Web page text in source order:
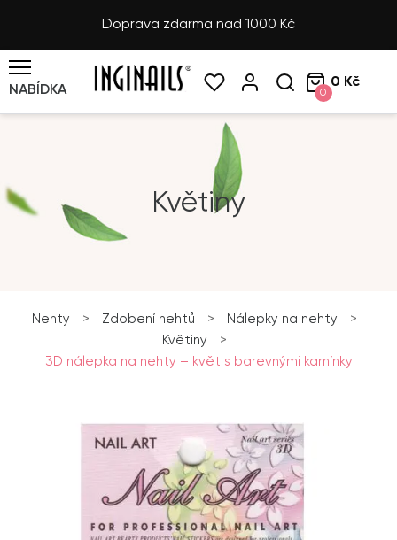
Doprava zdarma nad 1000 Kč
NABÍDKA 0
0 Kč
Květiny
Nehty > Zdobení nehtů > Nálepky na nehty
>
Květiny
>
3D nálepka na nehty – květ s barevnými kamínky